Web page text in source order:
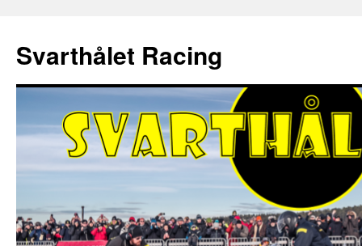
innehåll
Svarthålet Racing